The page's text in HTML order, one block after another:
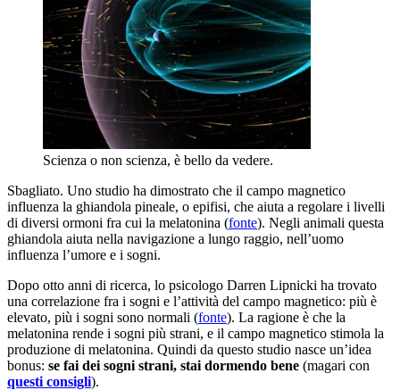
Scienza o non scienza, è bello da vedere.
Sbagliato. Uno studio ha dimostrato che il campo magnetico
influenza la ghiandola pineale, o epifisi, che aiuta a regolare i livelli
di diversi ormoni fra cui la melatonina (fonte). Negli animali questa
ghiandola aiuta nella navigazione a lungo raggio, nell’uomo
influenza l’umore e i sogni.
Dopo otto anni di ricerca, lo psicologo Darren Lipnicki ha trovato
una correlazione fra i sogni e l’attività del campo magnetico: più è
elevato, più i sogni sono normali (fonte). La ragione è che la
melatonina rende i sogni più strani, e il campo magnetico stimola la
produzione di melatonina. Quindi da questo studio nasce un’idea
bonus: se fai dei sogni strani, stai dormendo bene (magari con
questi consigli).